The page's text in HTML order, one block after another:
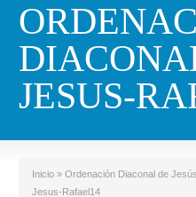
JESUS-
Inicio » Ordenación Diaconal de
Jesus-Rafael14